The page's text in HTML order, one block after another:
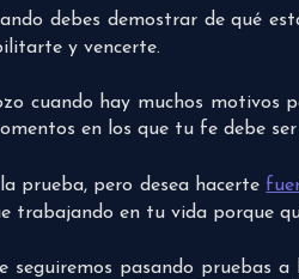
debes demostrar de qué
y vencerte.
cuando hay muchos motivos
en los que tu fe debe
prueba, pero desea hacerte
trabajando en tu vida porque
seguiremos pasando pruebas